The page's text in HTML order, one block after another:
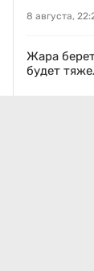
8 августа,
Жара
будет